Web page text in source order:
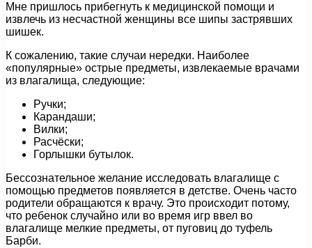
Мне пришлось прибегнуть к медицинской помощи и
извлечь из несчастной женщины все шипы застрявших
шишек.
К сожалению, такие случаи нередки. Наиболее
«популярные» острые предметы, извлекаемые врачами
из влагалища, следующие:
Ручки;
Карандаши;
Вилки;
Расчёски;
Горлышки бутылок.
Бессознательное желание исследовать влагалище с
помощью предметов появляется в детстве. Очень часто
родители обращаются к врачу. Это происходит потому,
что ребенок случайно или во время игр ввел во
влагалище мелкие предметы, от пуговиц до туфель
Барби.